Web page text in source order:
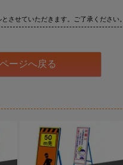
させていただきます。ご了承ください。
ージへ戻る